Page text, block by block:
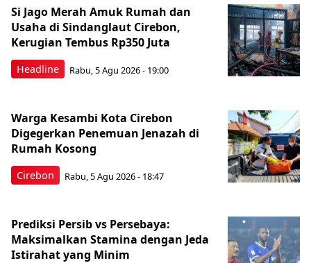
Headline
Si Jago Merah Amuk Rumah dan
Usaha di Sindanglaut Cirebon,
Kerugian Tembus Rp350 Juta
Rabu, 5 Agu 2026 - 19:00
Cirebon
Warga Kesambi Kota Cirebon
Digegerkan Penemuan Jenazah di
Rumah Kosong
Rabu, 5 Agu 2026 - 18:47
Prediksi Persib vs Persebaya:
Maksimalkan Stamina dengan Jeda
Istirahat yang Minim